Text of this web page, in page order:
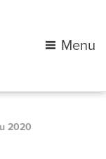
Menu
2020